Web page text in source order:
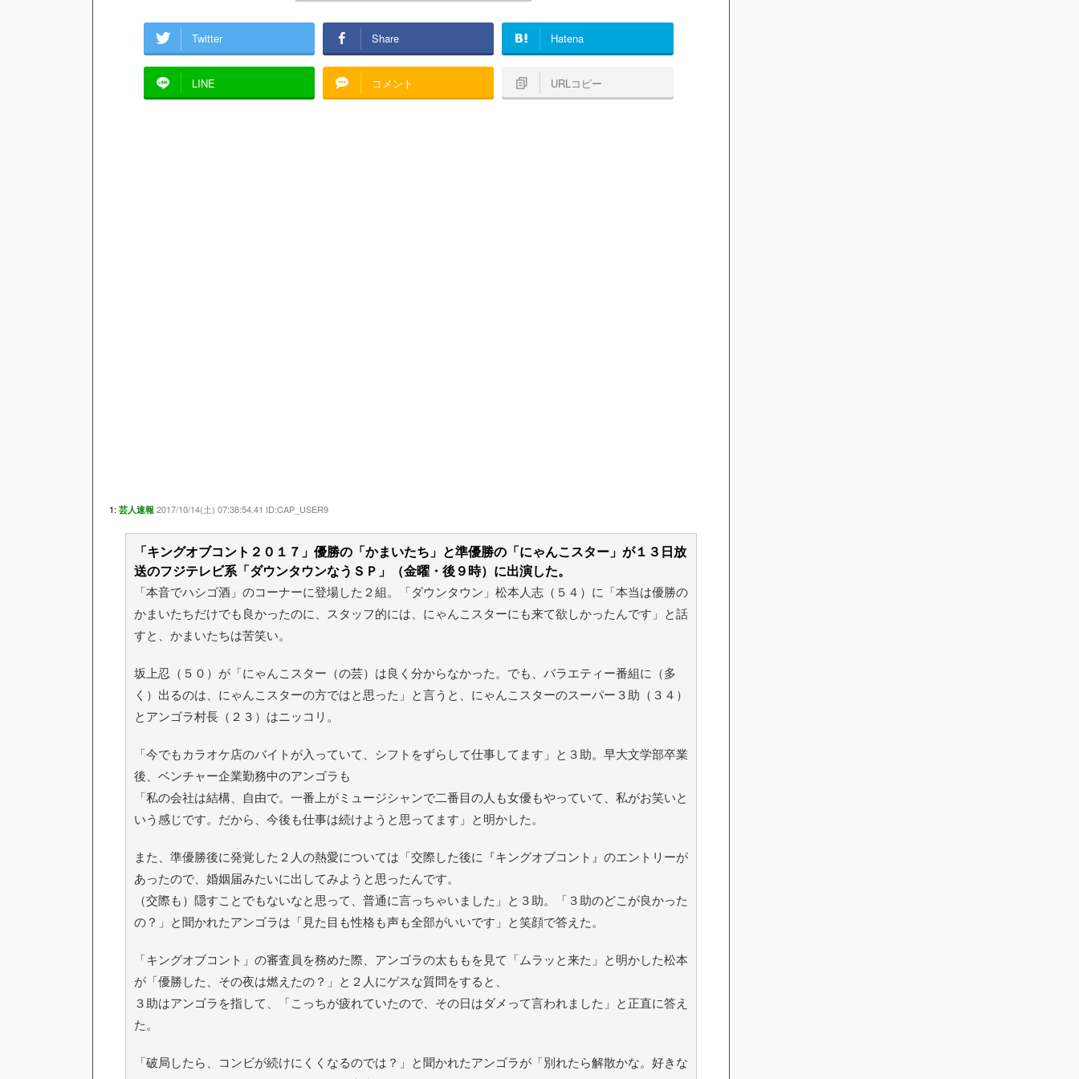
Twitter Share Hatena
LINE コメント URLコピー
1: 芸人速報 2017/10/14(土) 07:38:54.41 ID:CAP_USER9
「キングオブコント２０１７」優勝の「かまいたち」と準優勝の「にゃんこスター」が１３日放
送のフジテレビ系「ダウンタウンなうＳＰ」（金曜・後９時）に出演した。
「本音でハシゴ酒」のコーナーに登場した２組。「ダウンタウン」松本人志（５４）に「本当は優勝の
かまいたちだけでも良かったのに、スタッフ的には、にゃんこスターにも来て欲しかったんです」と話
すと、かまいたちは苦笑い。
坂上忍（５０）が「にゃんこスター（の芸）は良く分からなかった。でも、バラエティー番組に（多
く）出るのは、にゃんこスターの方ではと思った」と言うと、にゃんこスターのスーパー３助（３４）
とアンゴラ村長（２３）はニッコリ。
「今でもカラオケ店のバイトが入っていて、シフトをずらして仕事してます」と３助。早大文学部卒業
後、ベンチャー企業勤務中のアンゴラも
「私の会社は結構、自由で。一番上がミュージシャンで二番目の人も女優もやっていて、私がお笑いと
いう感じです。だから、今後も仕事は続けようと思ってます」と明かした。
また、準優勝後に発覚した２人の熱愛については「交際した後に『キングオブコント』のエントリーが
あったので、婚姻届みたいに出してみようと思ったんです。
（交際も）隠すことでもないなと思って、普通に言っちゃいました」と３助。「３助のどこが良かった
の？」と聞かれたアンゴラは「見た目も性格も声も全部がいいです」と笑顔で答えた。
「キングオブコント」の審査員を務めた際、アンゴラの太ももを見て「ムラッと来た」と明かした松本
が「優勝した、その夜は燃えたの？」と２人にゲスな質問をすると、
３助はアンゴラを指して、「こっちが疲れていたので、その日はダメって言われました」と正直に答え
た。
「破局したら、コンビが続けにくくなるのでは？」と聞かれたアンゴラが「別れたら解散かな。好きな